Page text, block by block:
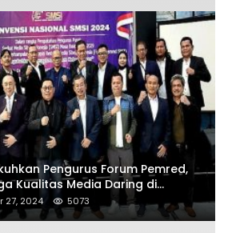
Pengurus Forum Pemred,
Kualitas Media Daring di
27, 2024 5073